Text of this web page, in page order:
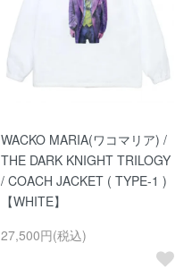
WACKO MARIA(ワコマリア) /
THE DARK KNIGHT TRILOGY
/ COACH JACKET ( TYPE-1 )
【WHITE】
27,500円(税込)